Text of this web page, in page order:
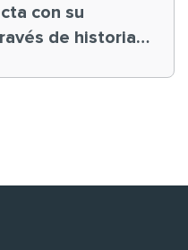
con su
de historias